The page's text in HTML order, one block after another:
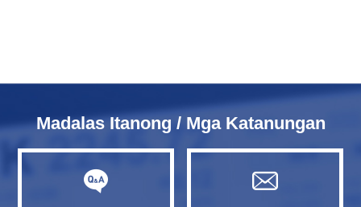
Madalas Itanong / Mga Katanungan